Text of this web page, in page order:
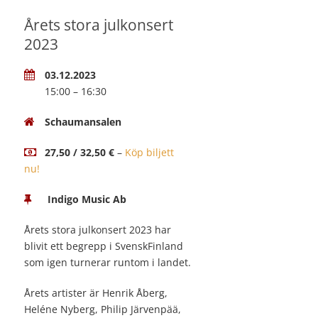
Årets stora julkonsert
2023
03.12.2023
15:00 – 16:30
Schaumansalen
27,50 / 32,50 € – Köp biljett
nu!
Indigo Music Ab
Årets stora julkonsert 2023 har
blivit ett begrepp i SvenskFinland
som igen turnerar runtom i landet.
Årets artister är Henrik Åberg,
Heléne Nyberg, Philip Järvenpää,